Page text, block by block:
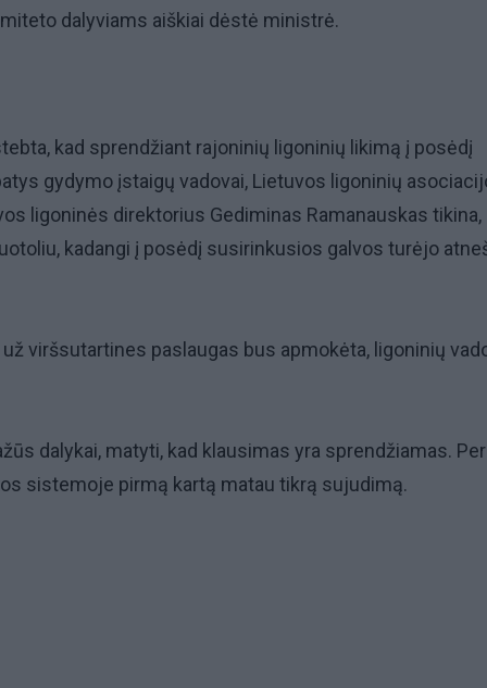
dalyviams aiškiai dėstė ministrė.
kad sprendžiant rajoninių ligoninių likimą į posėdį
gydymo įstaigų vadovai, Lietuvos ligoninių
ligoninės direktorius Gediminas Ramanauskas tikina,
kadangi į posėdį susirinkusios galvos turėjo
viršsutartines paslaugas bus apmokėta, ligoninių
dalykai, matyti, kad klausimas yra sprendžiamas.
sistemoje pirmą kartą matau tikrą sujudimą.